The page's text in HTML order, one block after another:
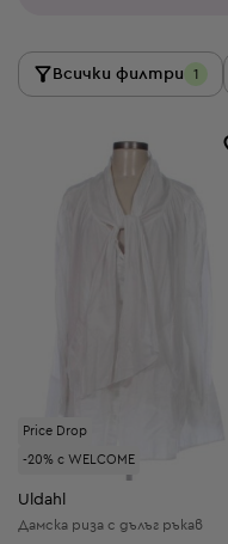
Всички филтри 1
Price Drop
-20% с WELCOME
Uldahl
Дамска риза с дълъг ръкав